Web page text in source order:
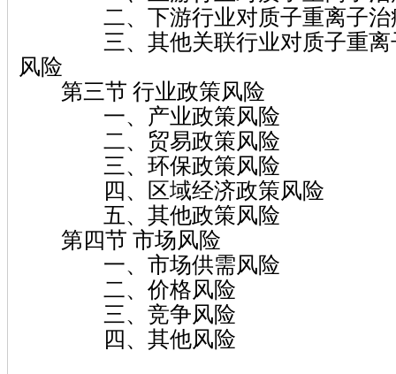
二、下游行业对质子重离子治
三、其他关联行业对质子重离
风险
第三节 行业政策风险
一、产业政策风险
二、贸易政策风险
三、环保政策风险
四、区域经济政策风险
五、其他政策风险
第四节 市场风险
一、市场供需风险
二、价格风险
三、竞争风险
四、其他风险